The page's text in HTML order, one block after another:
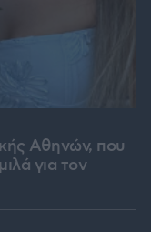
Αθηνών, που
για τον